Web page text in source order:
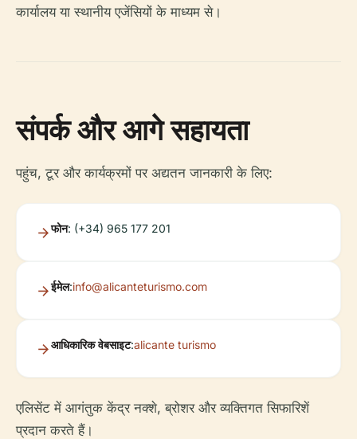
कार्यालय या स्थानीय एजेंसियों के माध्यम से।
संपर्क और आगे सहायता
पहुंच, टूर और कार्यक्रमों पर अद्यतन जानकारी के लिए:
फोन: (+34) 965 177 201
ईमेल:info@alicanteturismo.com
आधिकारिक वेबसाइट:alicante turismo
एलिसेंट में आगंतुक केंद्र नक्शे, ब्रोशर और व्यक्तिगत सिफारिशें
प्रदान करते हैं।